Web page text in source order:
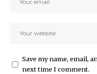
Save my name, email,
next time I comment.